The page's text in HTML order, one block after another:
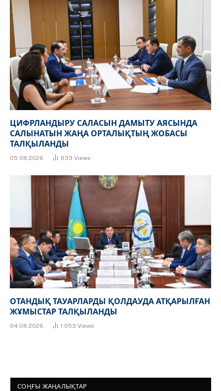
ЦИФРЛАНДЫРУ САЛАСЫН ДАМЫТУ АЯСЫНДА
САЛЫНАТЫН ЖАҢА ОРТАЛЫҚТЫҢ ЖОБАСЫ
ТАЛҚЫЛАНДЫ
05.08.2026 633 Views
ОТАНДЫҚ ТАУАРЛАРДЫ ҚОЛДАУДА АТҚАРЫЛҒАН
ЖҰМЫСТАР ТАЛҚЫЛАНДЫ
04.08.2026 1 053 Views
СОҢҒЫ ЖАҢАЛЫҚТАР